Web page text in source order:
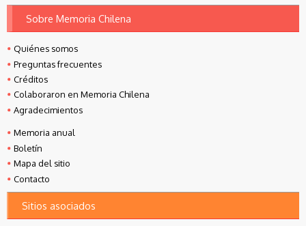
Sobre Memoria Chilena
Quiénes somos
Preguntas frecuentes
Créditos
Colaboraron en Memoria Chilena
Agradecimientos
Memoria anual
Boletín
Mapa del sitio
Contacto
Sitios asociados